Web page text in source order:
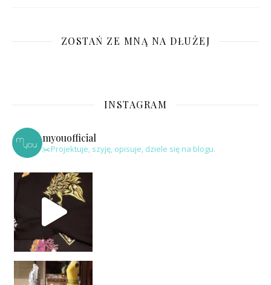
ZOSTAŃ ZE MNĄ NA DŁUŻEJ
INSTAGRAM
myouofficial
✂️Projektuje, szyję, opisuje, dziele się na blogu.